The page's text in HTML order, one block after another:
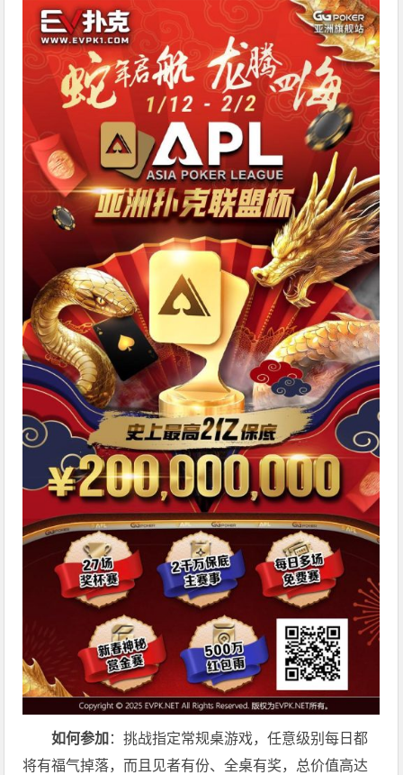
如何参加 ：挑战指定常规桌游戏，任意级别每日都
将有福气掉落，而且见者有份、全桌有奖，总价值高达